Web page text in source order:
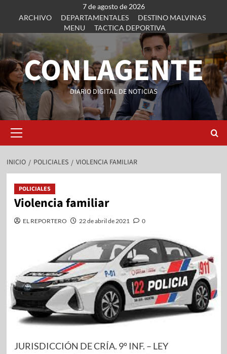
7 de agosto de 2026
ARCHIVO
DEPARTAMENTALES
DESTINO MALVINAS
MENU
TACTICA DEPORTIVA
CONLAGENTE
DIARIO DIGITAL DE NOTICIAS
INICIO POLICIALES VIOLENCIA FAMILIAR
POLICIALES
Violencia familiar
EL REPORTERO 22 de abril de 2021 0
JURISDICCIÓN DE CRÍA. 9º INF. – LEY